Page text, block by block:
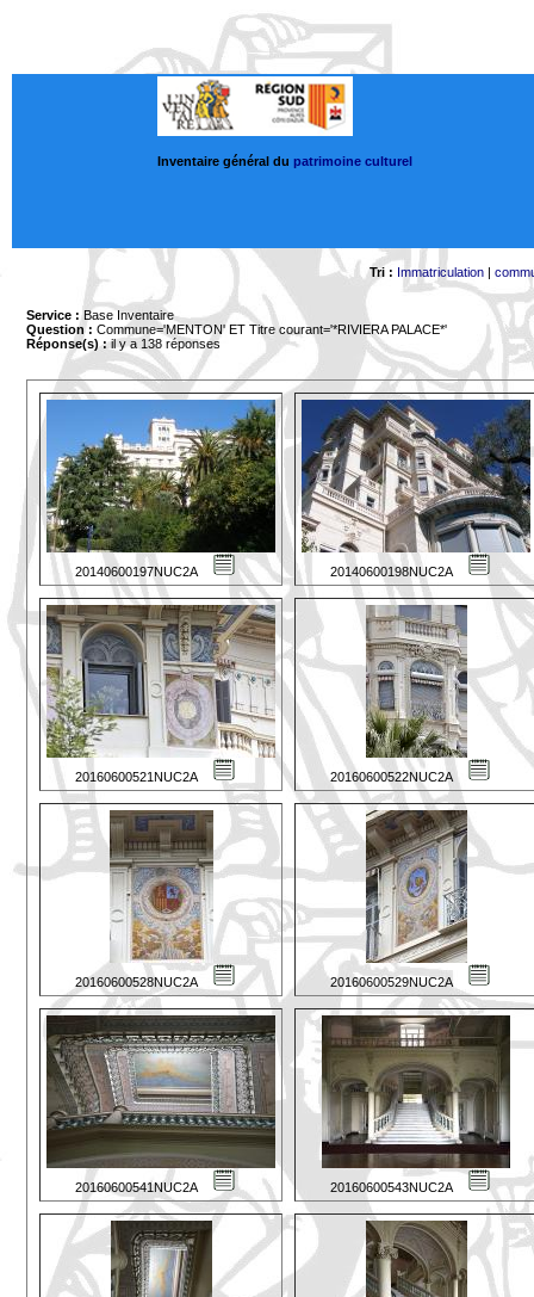
Inventaire général du patrimoine culturel
Tri : Immatriculation|
Service : Base Inventaire
Question : Commune='MENTON' ET Titre courant='*RIVIERA PALACE*'
Réponse(s) :il y a 138 réponses
20140600197NUC2A 20140600198NUC2A
20160600521NUC2A 20160600522NUC2A
20160600528NUC2A 20160600529NUC2A
20160600541NUC2A 20160600543NUC2A